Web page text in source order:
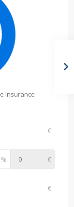
Insurance